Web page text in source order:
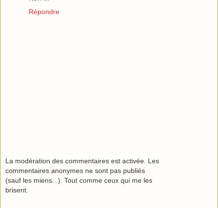
Répondre
La modération des commentaires est activée. Les
commentaires anonymes ne sont pas publiés
(sauf les miens...). Tout comme ceux qui me les
brisent.